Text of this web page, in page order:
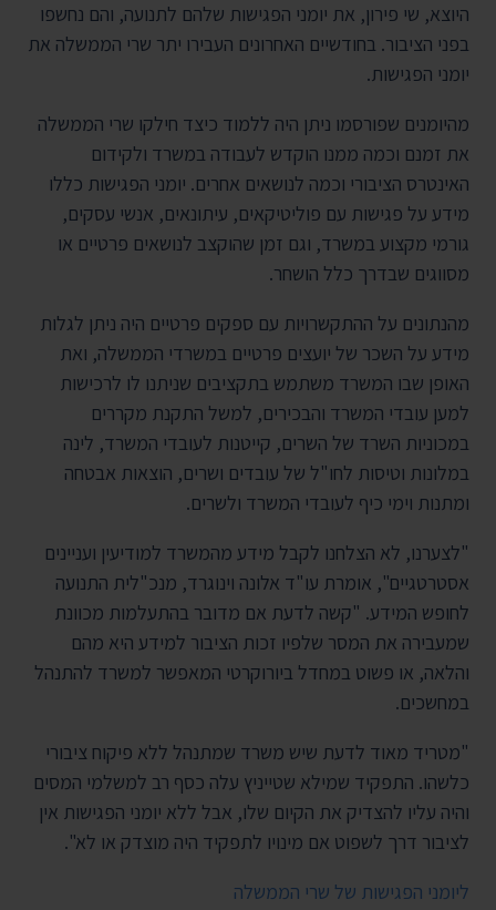
היוצא, שי פירון, את יומני הפגישות שלהם לתנועה, והם נחשפו
בפני הציבור. בחודשיים האחרונים העבירו יתר שרי הממשלה את
יומני הפגישות.
מהיומנים שפורסמו ניתן היה ללמוד כיצד חילקו שרי הממשלה
את זמנם וכמה ממנו הוקדש לעבודה במשרד ולקידום
האינטרס הציבורי וכמה לנושאים אחרים. יומני הפגישות כללו
מידע על פגישות עם פוליטיקאים, עיתונאים, אנשי עסקים,
גורמי מקצוע במשרד, וגם זמן שהוקצב לנושאים פרטיים או
מסווגים שבדרך כלל הושחר.
מהנתונים על ההתקשרויות עם ספקים פרטיים היה ניתן לגלות
מידע על השכר של יועצים פרטיים במשרדי הממשלה, ואת
האופן שבו המשרד משתמש בתקציבים שניתנו לו לרכישות
למען עובדי המשרד והבכירים, למשל התקנת מקררים
במכוניות השרד של השרים, קייטנות לעובדי המשרד, לינה
במלונות וטיסות לחו"ל של עובדים ושרים, הוצאות אבטחה
ומתנות וימי כיף לעובדי המשרד ולשרים.
"לצערנו, לא הצלחנו לקבל מידע מהמשרד למודיעין ועניינים
אסטרטגיים", אומרת עו"ד אלונה וינוגרד, מנכ"לית התנועה
לחופש המידע. "קשה לדעת אם מדובר בהתעלמות מכוונת
שמעבירה את המסר שלפיו זכות הציבור למידע היא מהם
והלאה, או פשוט במחדל ביורוקרטי המאפשר למשרד להתנהל
במחשכים.
"מטריד מאוד לדעת שיש משרד שמתנהל ללא פיקוח ציבורי
כלשהו. התפקיד שמילא שטייניץ עלה כסף רב למשלמי המסים
והיה עליו להצדיק את הקיום שלו, אבל ללא יומני הפגישות אין
לציבור דרך לשפוט אם מינויו לתפקיד היה מוצדק או לא".
ליומני הפגישות של שרי הממשלה